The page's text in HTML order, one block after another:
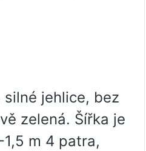
jehlice, bez
zelená. Šířka je
m 4 patra,